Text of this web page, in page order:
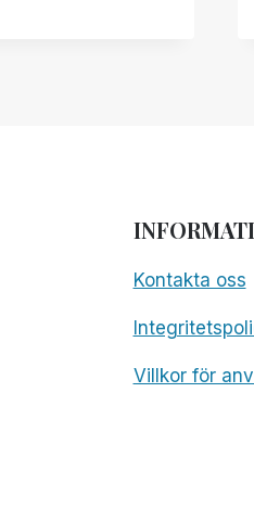
Kontakta oss
Villkor för